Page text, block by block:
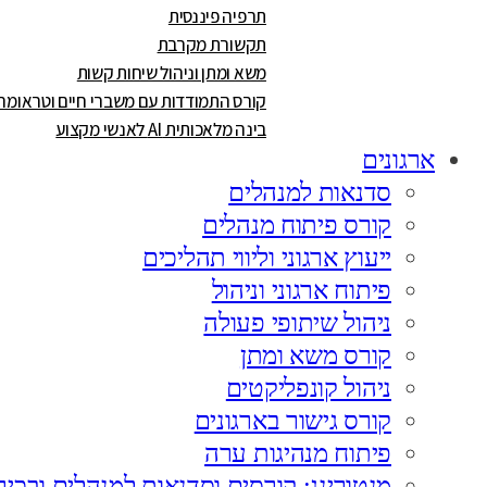
תרפיה פיננסית
תקשורת מקרבת
משא ומתן וניהול שיחות קשות
קורס התמודדות עם משברי חיים
בינה מלאכותית AI לאנשי מקצוע
ארגונים
סדנאות למנהלים
קורס פיתוח מנהלים
ייעוץ ארגוני וליווי תהליכים
פיתוח ארגוני וניהול
ניהול שיתופי פעולה
קורס משא ומתן
ניהול קונפליקטים
קורס גישור בארגונים
פיתוח מנהיגות ערה